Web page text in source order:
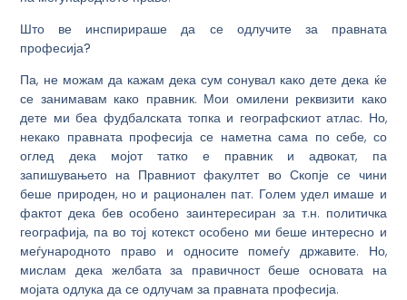
Што ве инспирираше да се одлучите за правната
професија?
Па, не можам да кажам дека сум сонувал како дете дека ќе
се занимавам како правник. Мои омилени реквизити како
дете ми беа фудбалската топка и географскиот атлас. Но,
некако правната професија се наметна сама по себе, со
оглед дека мојот татко е правник и адвокат, па
запишувањето на Правниот факултет во Скопје се чини
беше природен, но и рационален пат. Голем удел имаше и
фактот дека бев особено заинтересиран за т.н. политичка
географија, па во тој котекст особено ми беше интересно и
меѓународното право и односите помеѓу државите. Но,
мислам дека желбата за правичност беше основата на
мојата одлука да се одлучам за правната професија.